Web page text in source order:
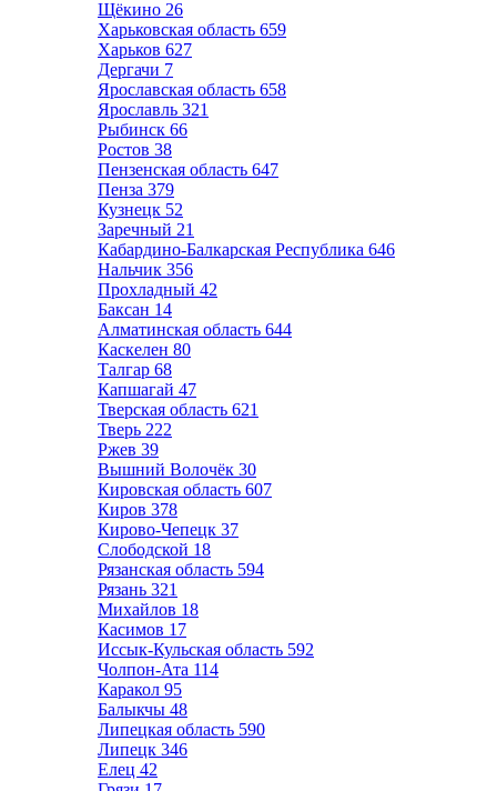
Щёкино 26
Харьковская область 659
Харьков 627
Дергачи 7
Ярославская область 658
Ярославль 321
Рыбинск 66
Ростов 38
Пензенская область 647
Пенза 379
Кузнецк 52
Заречный 21
Кабардино-Балкарская Республика 646
Нальчик 356
Прохладный 42
Баксан 14
Алматинская область 644
Каскелен 80
Талгар 68
Капшагай 47
Тверская область 621
Тверь 222
Ржев 39
Вышний Волочёк 30
Кировская область 607
Киров 378
Кирово-Чепецк 37
Слободской 18
Рязанская область 594
Рязань 321
Михайлов 18
Касимов 17
Иссык-Кульская область 592
Чолпон-Ата 114
Каракол 95
Балыкчы 48
Липецкая область 590
Липецк 346
Елец 42